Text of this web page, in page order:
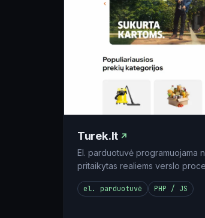
Turek.lt
El. parduotuvė programuojama
pritaikytas realiems verslo
el. parduotuvė PHP / JS